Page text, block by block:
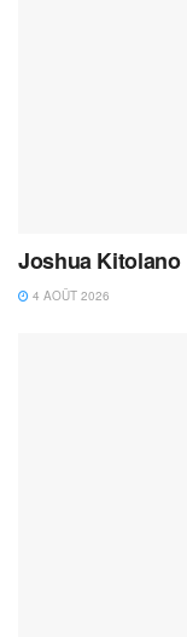
Joshua Kitolano
4 AOÛT 2026